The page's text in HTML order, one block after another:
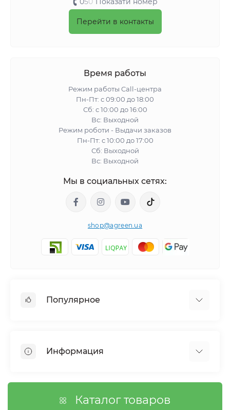
Перейти в контакты
Время работы
Режим работы Call-центра
Пн-Пт: с 09:00 до 18:00
Сб: с 10:00 до 16:00
Вс: Выходной
Режим роботи - Выдачи заказов
Пн-Пт: с 10:00 до 17:00
Сб: Выходной
Вс: Выходной
Мы в социальных сетях:
shop@agreen.ua
Популярное
Сетка шпалерная
Сетка затеняющая
Информация
Каталог товаров